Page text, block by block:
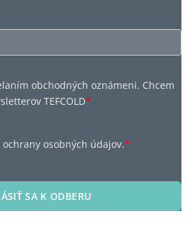
obchodných oznámeni. Chcem
TEFCOLD*
osobných údajov.*
SA K ODBERU